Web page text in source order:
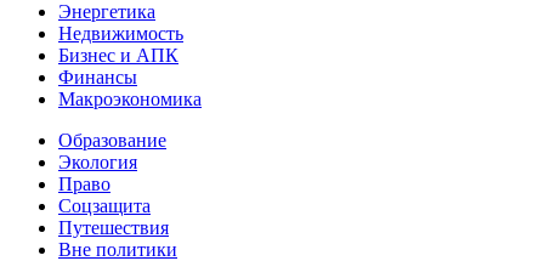
Энергетика
Недвижимость
Бизнес и АПК
Финансы
Макроэкономика
Образование
Экология
Право
Соцзащита
Путешествия
Вне политики